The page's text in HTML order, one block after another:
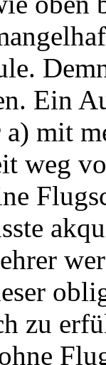
Ein
mit
weg
zu